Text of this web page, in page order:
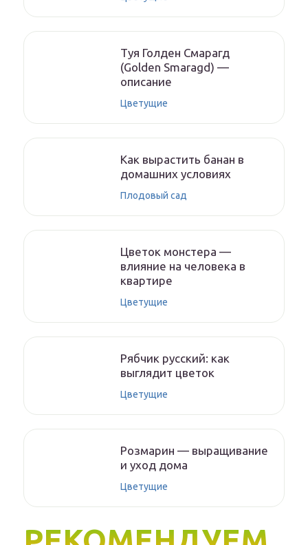
Туя Голден Смарагд
(Golden Smaragd) —
описание
Цветущие
Как вырастить банан в
домашних условиях
Плодовый сад
Цветок монстера —
влияние на человека в
квартире
Цветущие
Рябчик русский: как
выглядит цветок
Цветущие
Розмарин — выращивание
и уход дома
Цветущие